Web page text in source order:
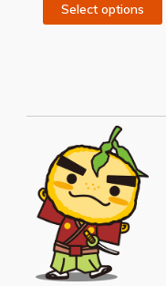
Select options